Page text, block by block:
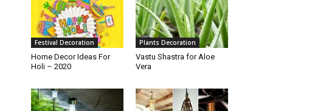
Festival Decoration
Home Decor Ideas For
Holi – 2020
Plants Decoration
Vastu Shastra for Aloe
Vera